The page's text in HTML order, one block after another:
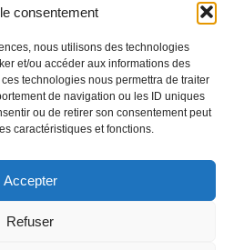
consentement
nous utilisons des technologies
et/ou accéder aux informations des
technologies nous permettra de traiter
de navigation ou les ID uniques
ou de retirer son consentement peut
caractéristiques et fonctions.
Accepter
Refuser
Emir Abdelkader
loi 1901
Politique de condidentialité